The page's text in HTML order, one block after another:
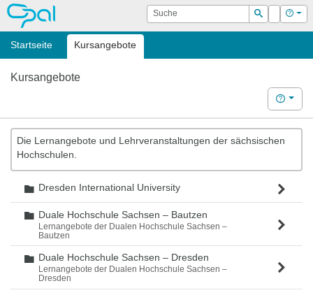
OPAL Suche
Suchen
Login Hilfe
Startseite Kursangebote
Kursangebote
Hilfe
Die Lernangebote und Lehrveranstaltungen der sächsischen
Hochschulen.
Ordner
Dresden International University
Ordner
Duale Hochschule Sachsen – Bautzen
Lernangebote der Dualen Hochschule Sachsen –
Bautzen
Ordner
Duale Hochschule Sachsen – Dresden
Lernangebote der Dualen Hochschule Sachsen –
Dresden